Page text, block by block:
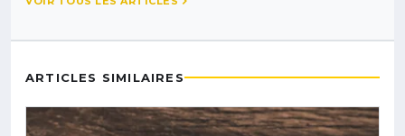
ARTICLES SIMILAIRES